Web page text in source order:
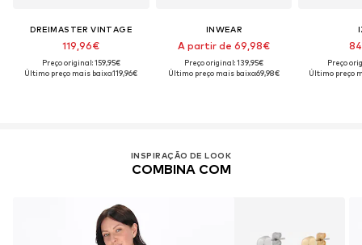
DREIMASTER VINTAGE
119,96€
Preço original: 159,95€
Último preço mais baixo:119,96€
INWEAR
A partir de 69,98€
Preço original: 139,95€
Último preço mais baixo:69,98€
Preço
Último preço
INSPIRAÇÃO DE LOOK
COMBINA COM